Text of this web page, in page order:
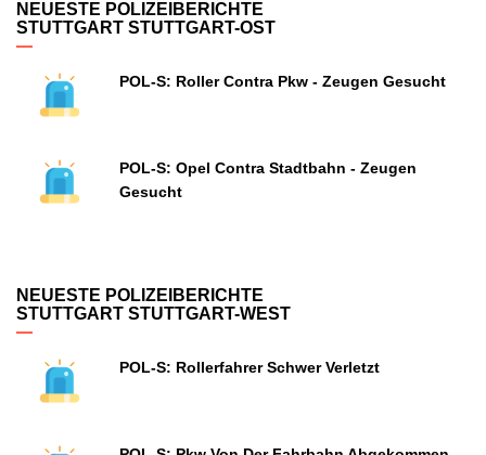
NEUESTE POLIZEIBERICHTE
STUTTGART STUTTGART-OST
POL-S: Roller Contra Pkw - Zeugen Gesucht
POL-S: Opel Contra Stadtbahn - Zeugen
Gesucht
NEUESTE POLIZEIBERICHTE
STUTTGART STUTTGART-WEST
POL-S: Rollerfahrer Schwer Verletzt